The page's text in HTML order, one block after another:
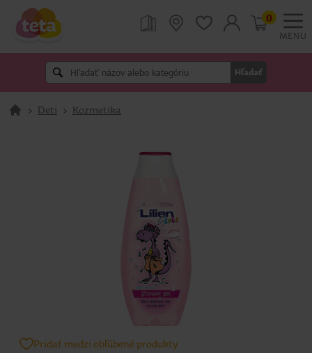
MENU
Hľadať
0
> Deti > Kozmetika
Pridať medzi obľúbené produkty